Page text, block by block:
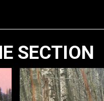
SECTION